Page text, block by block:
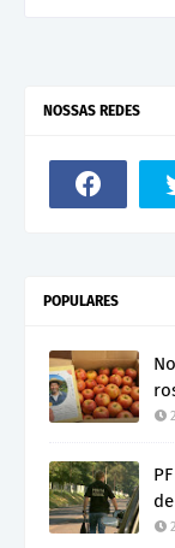
NOSSAS REDES
POPULARES